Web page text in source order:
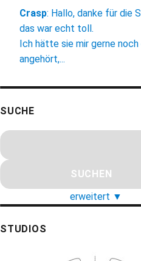
Crasp: Hallo, danke für die
das war echt toll.
Ich hätte sie mir gerne noch
angehört,...
SUCHE
erweitert ▼
STUDIOS